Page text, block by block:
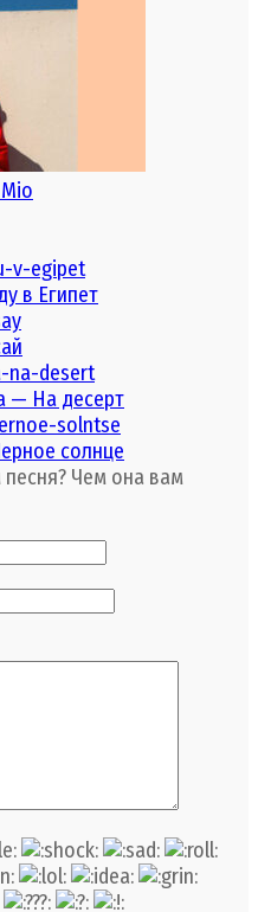
в Египет
— На десерт
солнце
Чем она вам